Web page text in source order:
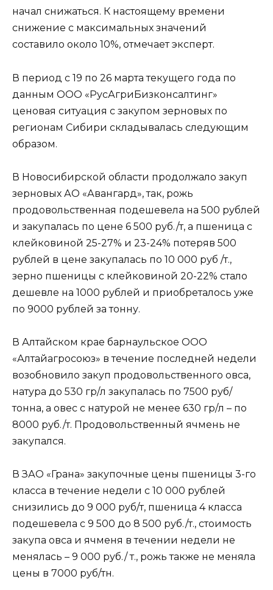
начал снижаться. К настоящему времени
снижение с максимальных значений
составило около 10%, отмечает эксперт.
В период с 19 по 26 марта текущего года по
данным ООО «РусАгриБизконсалтинг»
ценовая ситуация с закупом зерновых по
регионам Сибири складывалась следующим
образом.
В Новосибирской области продолжало закуп
зерновых АО «Авангард», так, рожь
продовольственная подешевела на 500 рублей
и закупалась по цене 6 500 руб./т, а пшеница с
клейковиной 25-27% и 23-24% потеряв 500
рублей в цене закупалась по 10 000 руб /т.,
зерно пшеницы с клейковиной 20-22% стало
дешевле на 1000 рублей и приобреталось уже
по 9000 рублей за тонну.
В Алтайском крае барнаульское ООО
«Алтайагросоюз» в течение последней недели
возобновило закуп продовольственного овса,
натура до 530 гр/л закупалась по 7500 руб/
тонна, а овес с натурой не менее 630 гр/л – по
8000 руб./т. Продовольственный ячмень не
закупался.
В ЗАО «Грана» закупочные цены пшеницы 3-го
класса в течение недели с 10 000 рублей
снизились до 9 000 руб/т, пшеница 4 класса
подешевела с 9 500 до 8 500 руб./т., стоимость
закупа овса и ячменя в течении недели не
менялась – 9 000 руб./ т., рожь также не меняла
цены в 7000 руб/тн.